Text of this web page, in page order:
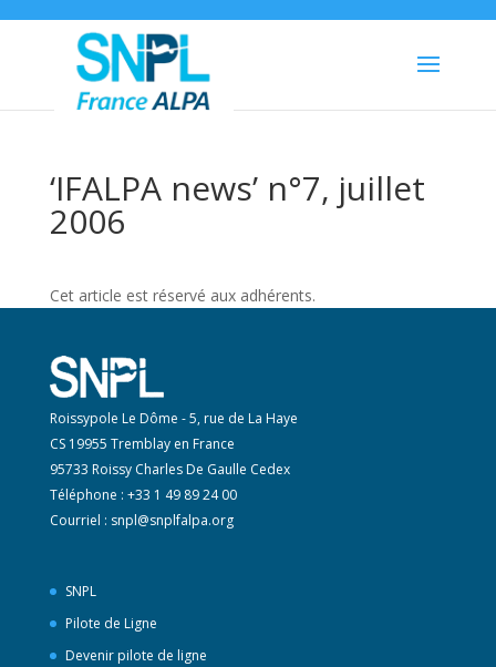
‘IFALPA news’ n°7, juillet
2006
Cet article est réservé aux adhérents.
Roissypole Le Dôme - 5, rue de La Haye
CS 19955 Tremblay en France
95733 Roissy Charles De Gaulle Cedex
Téléphone : +33 1 49 89 24 00
Courriel : snpl@snplfalpa.org
SNPL
Pilote de Ligne
Devenir pilote de ligne